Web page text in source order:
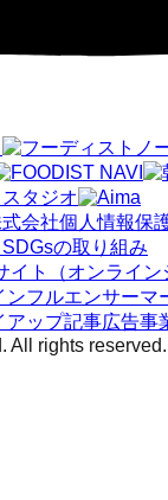
会社個人情報保
SDGsの取り組み
イト（オンライン
ンフルエンサーマ
アップ記事広告事
All rights reserved.